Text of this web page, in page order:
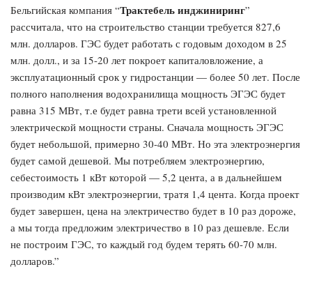
Бельгийская компания “Трактебель инджиниринг”
рассчитала, что на строительство станции требуется 827,6
млн. долларов. ГЭС будет работать с годовым доходом в 25
млн. долл., и за 15-20 лет покроет капиталовложение, а
эксплуатационный срок у гидростанции — более 50 лет. После
полного наполнения водохранилища мощность ЭГЭС будет
равна 315 МВт, т.е будет равна трети всей установленной
электрической мощности страны. Сначала мощность ЭГЭС
будет небольшой, примерно 30-40 МВт. Но эта электроэнергия
будет самой дешевой. Мы потребляем электроэнергию,
себестоимость 1 кВт которой — 5,2 цента, а в дальнейшем
производим кВт электроэнергии, тратя 1,4 цента. Когда проект
будет завершен, цена на электричество будет в 10 раз дороже,
а мы тогда предложим электричество в 10 раз дешевле. Если
не построим ГЭС, то каждый год будем терять 60-70 млн.
долларов.”